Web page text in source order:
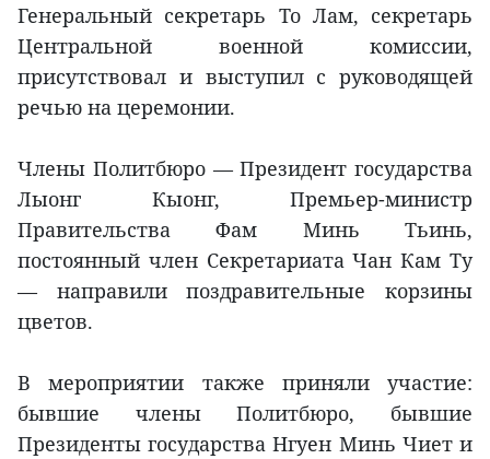
Генеральный секретарь То Лам, секретарь
Центральной военной комиссии,
присутствовал и выступил с руководящей
речью на церемонии.
Члены Политбюро — Президент государства
Лыонг Кыонг, Премьер-министр
Правительства Фам Минь Тьинь,
постоянный член Секретариата Чан Кам Ту
— направили поздравительные корзины
цветов.
В мероприятии также приняли участие:
бывшие члены Политбюро, бывшие
Президенты государства Нгуен Минь Чиет и